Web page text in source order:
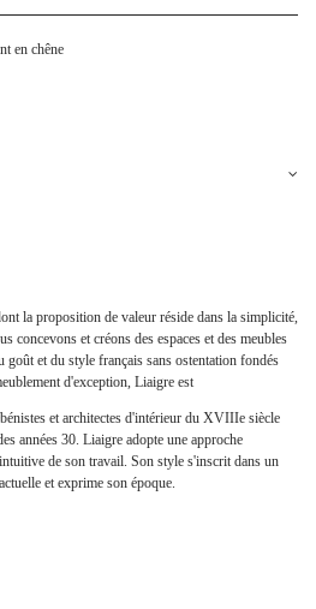
en chêne
la proposition de valeur réside dans la simplicité,
concevons et créons des espaces et des meubles
et du style français sans ostentation fondés
d'exception, Liaigre est
et architectes d'intérieur du XVIIIe siècle
années 30. Liaigre adopte une approche
de son travail. Son style s'inscrit dans un
et exprime son époque.